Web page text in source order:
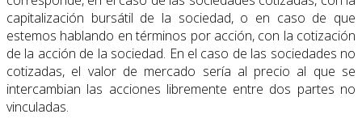
capitalización bursátil de la sociedad, o en caso de que
estemos hablando en términos por acción, con la cotización
de la acción de la sociedad. En el caso de las sociedades no
cotizadas, el valor de mercado sería al precio al que se
intercambian las acciones libremente entre dos partes no
vinculadas.